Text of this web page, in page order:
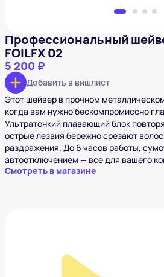
Профессиональный
FOILFX 02
5 200 ₽
Добавить в вишлист
Этот шейвер в прочном
когда вам нужно бескомпромиссно
Ультратонкий плавающий блок
острые лезвия бережно срезают
раздражения. До 6 часов работы,
автоотключением — все для вашего
Смотреть в магазине